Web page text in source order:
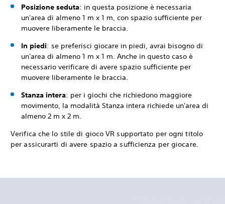
Posizione seduta: in questa posizione è necessaria
un'area di almeno 1 m x 1 m, con spazio sufficiente per
muovere liberamente le braccia.
In piedi: se preferisci giocare in piedi, avrai bisogno di
un'area di almeno 1 m x 1 m. Anche in questo caso è
necessario verificare di avere spazio sufficiente per
muovere liberamente le braccia.
Stanza intera: per i giochi che richiedono maggiore
movimento, la modalità Stanza intera richiede un'area di
almeno 2 m x 2 m.
Verifica che lo stile di gioco VR supportato per ogni titolo
per assicurarti di avere spazio a sufficienza per giocare.